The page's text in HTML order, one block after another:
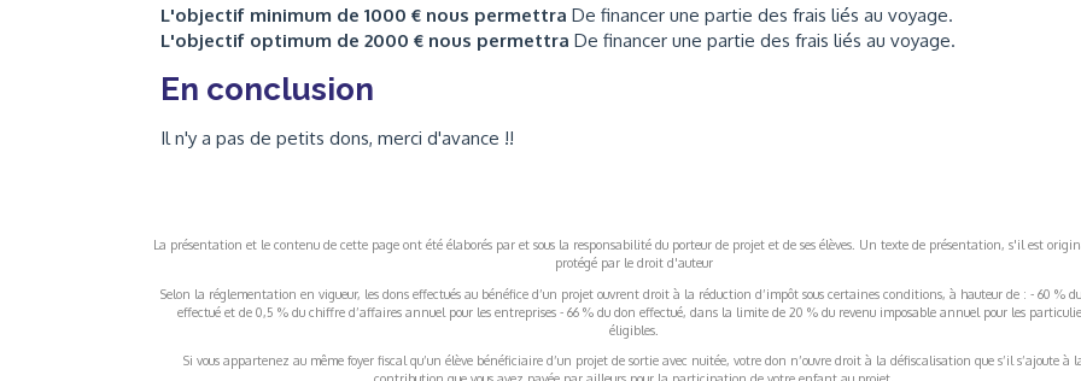
L'objectif minimum de 1000 € nous permettra De financer une partie des frais liés au voyage.
L'objectif optimum de 2000 € nous permettra De financer une partie des frais liés au voyage.
En conclusion
Il n'y a pas de petits dons, merci d'avance !!
La présentation et le contenu de cette page ont été élaborés par et sous la responsabilité du porteur de projet et de ses élèves. Un texte de présentation, s'il est
protégé par le droit d'auteur
Selon la réglementation en vigueur, les dons effectués au bénéfice d’un projet ouvrent droit à la réduction d’impôt sous certaines conditions, à hauteur de : - 60 %
effectué et de 0,5 % du chiffre d’affaires annuel pour les entreprises - 66 % du don effectué, dans la limite de 20 % du revenu imposable annuel pour les
éligibles.
Si vous appartenez au même foyer fiscal qu’un élève bénéficiaire d’un projet de sortie avec nuitée, votre don n’ouvre droit à la défiscalisation que s’il s’ajoute à